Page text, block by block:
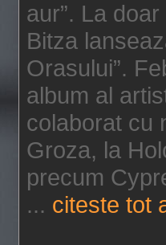
aur”. La
Bitza
Orasului”.
album al
colaborat cu
Groza, la
precum
... citeste tot